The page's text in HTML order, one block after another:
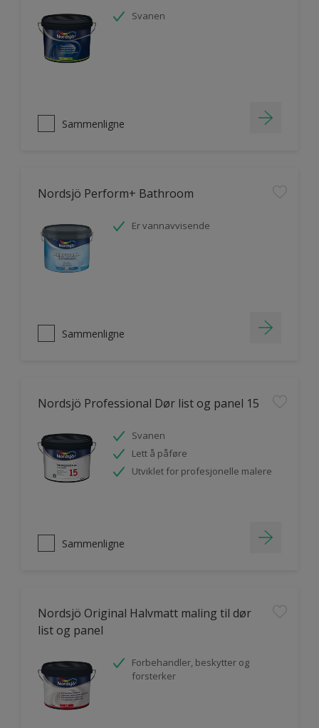
Svanen
Sammenligne
Nordsjö Perform+ Bathroom
Er vannavvisende
Sammenligne
Nordsjö Professional Dør list og panel 15
Svanen
Lett å påføre
Utviklet for profesjonelle malere
Sammenligne
Nordsjö Original Halvmatt maling til dør
list og panel
Forbehandler, beskytter og
forsterker